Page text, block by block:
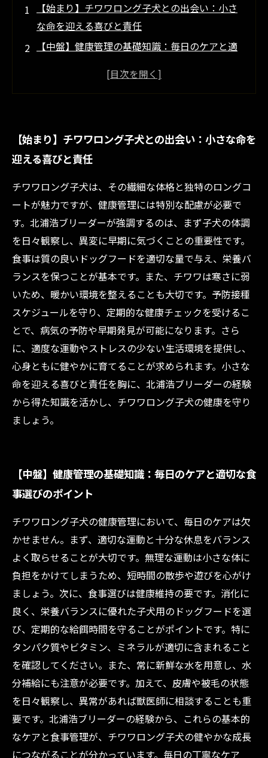
【始まり】チワワロング子犬との出会い：小さ
な命を迎える喜びと責任
【中盤】健康管理の基礎知識：毎日のケアと適
【中盤】予防接種と定期健康チェックの重要
運動とストレスケアの方法
【結末】健やかなチワワロング子犬との日々を
築くために：北浦浩ブリーダーからのアドバイ
ス
チワワロング子犬の健康を守るための必須アイ
テムとケア方法まとめ
初めてのチワワロング子犬飼育ガイド：長年の
ブリーダー経験に基づくポイント解説
【始まり】チワワロング子犬との出会い：小さな命を
迎える喜びと責任
チワワロング子犬は、その繊細な体格と独特のロングコ
ートが魅力ですが、健康管理には特別な配慮が必要で
す。北浦浩ブリーダーが強調するのは、まず子犬の体調
を日々観察し、異変に早期に気づくことの重要性です。
食事は質の良いドッグフードを適切な量で与え、栄養バ
ランスを保つことが基本です。また、チワワは寒さに弱
いため、暖かい環境を整えることも大切です。予防接種
スケジュールを守り、定期的な健康チェックを受けるこ
とで、病気の予防や早期発見が可能になります。さら
に、適度な運動やストレスの少ない生活環境を提供し、
心身ともに健やかに育てることが求められます。小さな
命を迎える喜びと責任を胸に、北浦浩ブリーダーの経験
から得た知識を活かし、チワワロング子犬の健康を守り
ましょう。
【中盤】健康管理の基礎知識：毎日のケアと適切な食
事選びのポイント
チワワロング子犬の健康管理において、毎日のケアは欠
かせません。まず、適切な運動と十分な休息をバランス
よく取らせることが大切です。無理な運動は小さな体に
負担をかけてしまうため、短時間の散歩や遊びを心がけ
ましょう。次に、食事選びは健康維持の要です。消化に
良く、栄養バランスに優れた子犬用のドッグフードを選
び、定期的な給餌時間を守ることがポイントです。特に
タンパク質やビタミン、ミネラルが適切に含まれること
を確認してください。また、常に新鮮な水を用意し、水
分補給にも注意が必要です。加えて、皮膚や被毛の状態
を日々観察し、異常があれば獣医師に相談することも重
要です。北浦浩ブリーダーの経験から、これらの基本的
なケアと食事管理が、チワワロング子犬の健やかな成長
につながることが分かっています。毎日の丁寧なケア